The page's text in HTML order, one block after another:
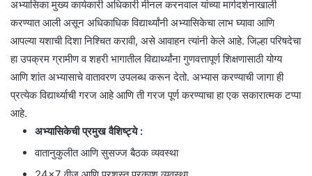
अभ्यासिका मुख्य कार्यकारी अधिकारी मीनल करनवाल यांच्या मार्गदर्शनाखाली
करण्यात आली असून अधिकाधिक विद्यार्थ्यांनी अभ्यासिकेचा लाभ घ्यावा आणि
आपल्या यशाची दिशा निश्चित करावी, असे आवाहन त्यांनी केले आहे. जिल्हा परिषदेचा
हा उपक्रम ग्रामीण व शहरी भागातील विद्यार्थ्यांना गुणवत्तापूर्ण शिक्षणासाठी योग्य
आणि शांत अभ्यासाचे वातावरण उपलब्ध करून देतो. अभ्यास करण्याची जागा ही
प्रत्येक विद्यार्थ्याची गरज आहे आणि ती गरज पूर्ण करण्याचा हा एक सकारात्मक टप्पा
आहे.
अभ्यासिकेची प्रमुख वैशिष्ट्ये :
वातानुकुलीत आणि सुसज्ज बैठक व्यवस्था